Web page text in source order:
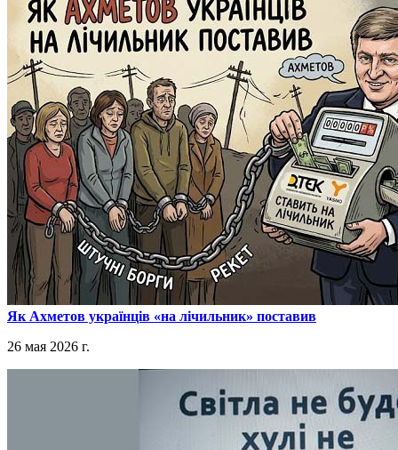
​Як Ахметов українців «на лічильник» поставив
26 мая 2026 г.